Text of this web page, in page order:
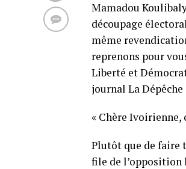
Mamadou
découpage
même
reprenons pour
Liberté et
journal La
« Chère
Plutôt que de faire
file de l’opposition